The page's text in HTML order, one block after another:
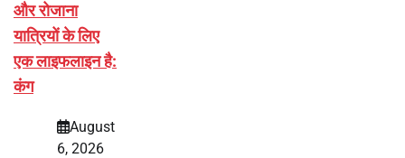
और रोजाना
यात्रियों के लिए
एक लाइफलाइन है:
कंग
August
6, 2026